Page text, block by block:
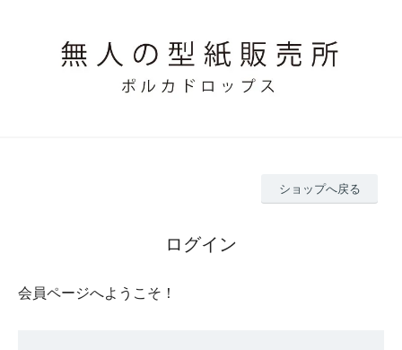
ショップへ戻る
ログイン
会員ページへようこそ！